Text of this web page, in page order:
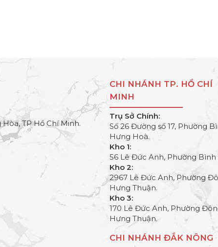
TP Hồ Chí Minh.
CHI NHÁNH TP. HỒ CHÍ
MINH
Trụ Sở Chính:
Số 26 Đường số 17, Phường
Hưng Hoà.
Kho 1:
56 Lê Đức Anh, Phường Bình
Kho 2:
2967 Lê Đức Anh, Phường
Hưng Thuận.
Kho 3:
170 Lê Đức Anh, Phường
Hưng Thuận.
CHI NHÁNH ĐẮK NÔNG